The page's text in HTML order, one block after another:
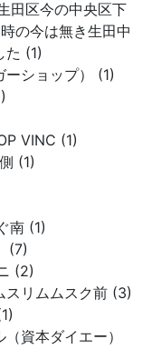
田区今の中央区下
の今は無き生田中
た (1)
ーショップ） (1)
VINC (1)
(1)
南 (1)
(7)
(2)
スリムムスク前 (3)
資本ダイエー）